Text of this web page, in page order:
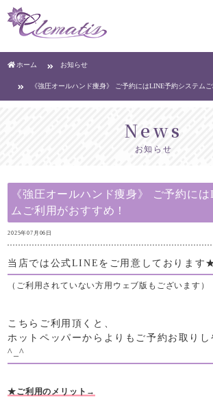
ホーム お知らせ
《強圧オールハンド痩身》 ご予約にはLINE予約システム
news
お知らせ
《強圧オールハンド痩身》 ご予約に
ムご利用がおすすめ！
2025年07月06日
当店では公式LINEをご用意しております
（ご利用されていない方用ウェブ版もございます）
こちらご利用頂くと、
ホットペッパーからよりもご予約お取りし
^_^
★ご利用のメリット→